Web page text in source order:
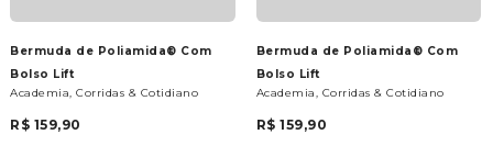
Bermuda de Poliamida® Com
Bolso Lift
Academia, Corridas & Cotidiano
R$ 159,90
Bermuda de Poliamida® Com
Bolso Lift
Academia, Corridas & Cotidiano
R$ 159,90